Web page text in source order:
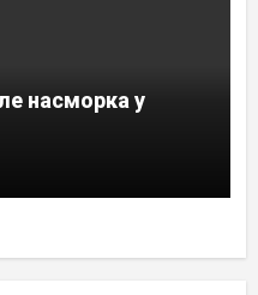
насморка у